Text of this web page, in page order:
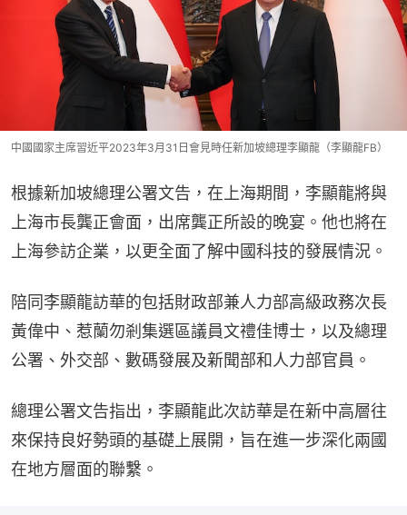
中國國家主席習近平2023年3月31日會見時任新加坡總理李顯龍（李顯龍FB）
根據新加坡總理公署文告，在上海期間，李顯龍將與
上海市長龔正會面，出席龔正所設的晚宴。他也將在
上海參訪企業，以更全面了解中國科技的發展情況。
陪同李顯龍訪華的包括財政部兼人力部高級政務次長
黃偉中、惹蘭勿剎集選區議員文禮佳博士，以及總理
公署、外交部、數碼發展及新聞部和人力部官員。
總理公署文告指出，李顯龍此次訪華是在新中高層往
來保持良好勢頭的基礎上展開，旨在進一步深化兩國
在地方層面的聯繫。